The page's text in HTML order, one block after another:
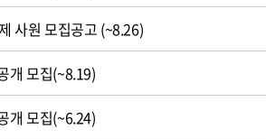
사원 모집공고 (~8.26)
개 모집(~8.19)
개 모집(~6.24)